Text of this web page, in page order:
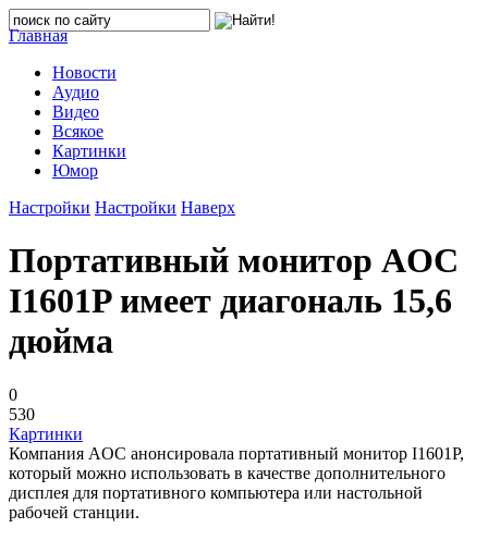
Главная
Новости
Аудио
Видео
Всякое
Картинки
Юмор
Настройки Настройки Наверх
Портативный монитор AOC
I1601P имеет диагональ 15,6
дюйма
0
530
Картинки
Компания AOC анонсировала портативный монитор I1601P,
который можно использовать в качестве дополнительного
дисплея для портативного компьютера или настольной
рабочей станции.